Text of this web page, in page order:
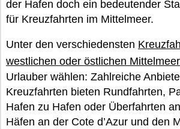
der Hafen doch ein bedeutender
für Kreuzfahrten im Mittelmeer.
Unter den verschiedensten
westlichen oder östlichen Mittelmeer
Urlauber wählen: Zahlreiche
Kreuzfahrten bieten Rundfahrten,
Hafen zu Hafen oder Überfahrten
Häfen an der Cote d’Azur und den